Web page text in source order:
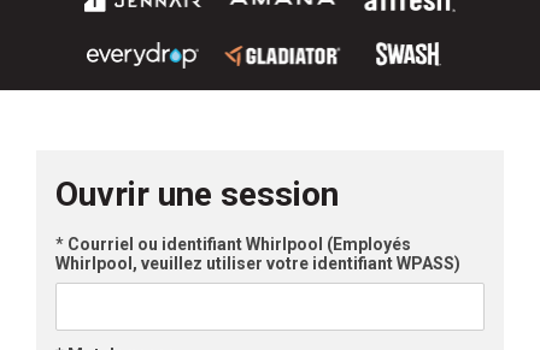
Ouvrir une session
*
Whirlpool, veuillez utiliser votre identifiant WPASS)